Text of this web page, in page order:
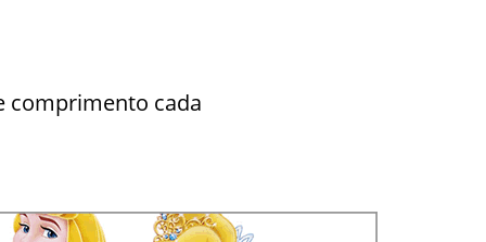
comprimento cada